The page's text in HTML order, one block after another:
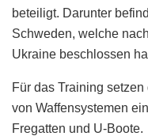
beteiligt. Darunter
Schweden, welche
Ukraine beschlossen
Für das Training
von Waffensystemen
Fregatten und U-Boote.